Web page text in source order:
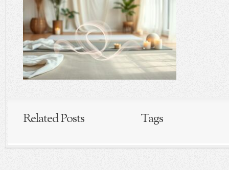
Related Posts Tags